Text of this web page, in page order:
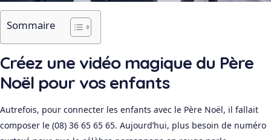
Sommaire
Créez une vidéo magique du Père
Noël pour vos enfants
Autrefois, pour connecter les enfants avec le Père Noël, il fallait
composer le (08) 36 65 65 65. Aujourd’hui, plus besoin de numéro